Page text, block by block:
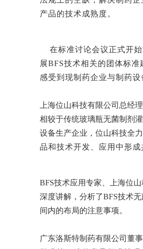
产品的技术成熟度。
在标准讨论会议正式开始
展BFS技术相关的团体标
感受到现制药企业与制药
上海位山科技有限公司总经
相较于传统玻璃瓶无菌制剂
设备生产企业，位山科技全
品和技术开发、应用中形成
BFS技术应用专家、上海位
深度讲解，分析了BFS技术
间内的布局的注意事项。
广东洛斯特制药有限公司董